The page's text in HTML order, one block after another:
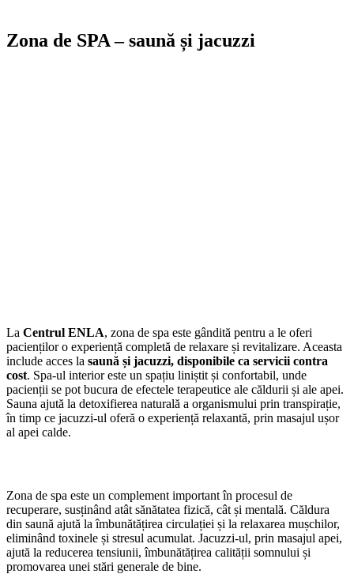
Zona de SPA – saună și jacuzzi
La Centrul ENLA, zona de spa este gândită pentru a le oferi
pacienților o experiență completă de relaxare și revitalizare. Aceasta
include acces la saună și jacuzzi, disponibile ca servicii contra
cost. Spa-ul interior este un spațiu liniștit și confortabil, unde
pacienții se pot bucura de efectele terapeutice ale căldurii și ale apei.
Sauna ajută la detoxifierea naturală a organismului prin transpirație,
în timp ce jacuzzi-ul oferă o experiență relaxantă, prin masajul ușor
al apei calde.
Zona de spa este un complement important în procesul de
recuperare, susținând atât sănătatea fizică, cât și mentală. Căldura
din saună ajută la îmbunătățirea circulației și la relaxarea mușchilor,
eliminând toxinele și stresul acumulat. Jacuzzi-ul, prin masajul apei,
ajută la reducerea tensiunii, îmbunătățirea calității somnului și
promovarea unei stări generale de bine.